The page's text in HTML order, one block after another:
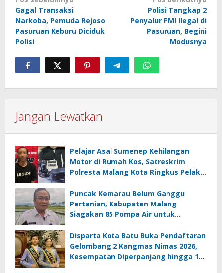
pos
Gagal Transaksi
Narkoba, Pemuda Rejoso
Pasuruan Keburu Diciduk
Polisi
Polisi Tangkap 2
Penyalur PMI Ilegal di
Pasuruan, Begini
Modusnya
Jangan Lewatkan
Pelajar Asal Sumenep Kehilangan
Motor di Rumah Kos, Satreskrim
Polresta Malang Kota Ringkus Pelaku
Puncak Kemarau Belum Ganggu
Pertanian, Kabupaten Malang
Siagakan 85 Pompa Air untuk
Disparta Kota Batu Buka Pendaftaran
Gelombang 2 Kangmas Nimas 2026,
Kesempatan Diperpanjang hingga 15